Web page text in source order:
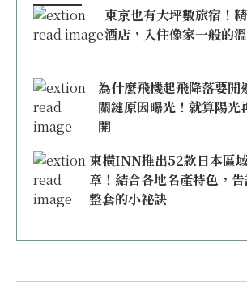
東京也有大坪數旅宿！
酒店，入住像家一般的
為什麼飛機起飛降落要開
關鍵原因曝光！就算陽光
開
東橫INN推出52款日本區
章！結合各地名產特色，
整套的小祕訣